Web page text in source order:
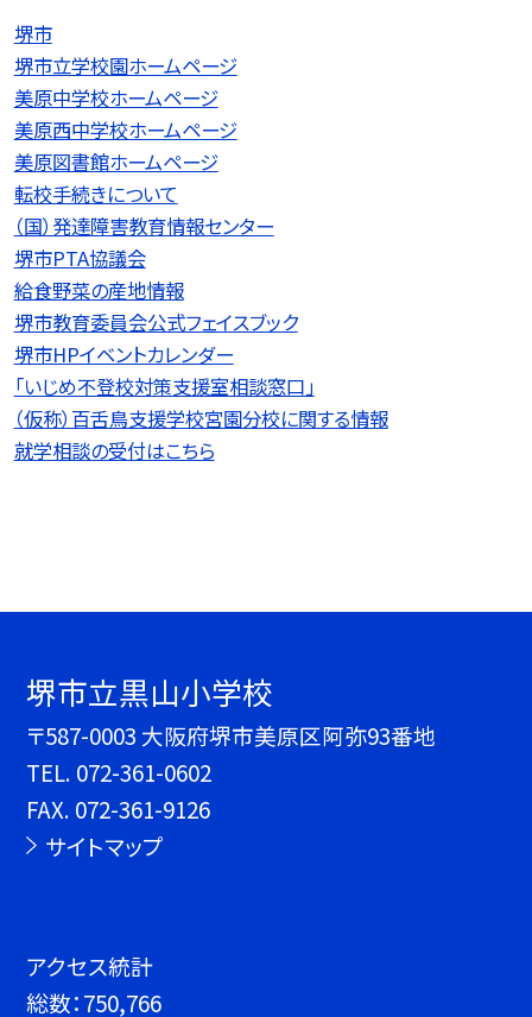
堺市
堺市立学校園ホームページ
美原中学校ホームページ
美原西中学校ホームページ
美原図書館ホームページ
転校手続きについて
（国）発達障害教育情報センター
堺市PTA協議会
給食野菜の産地情報
堺市教育委員会公式フェイスブック
堺市HPイベントカレンダー
「いじめ不登校対策支援室相談窓口」
（仮称）百舌鳥支援学校宮園分校に関する情報
就学相談の受付はこちら
堺市立黒山小学校
〒587-0003 大阪府堺市美原区阿弥93番地
TEL. 072-361-0602
FAX. 072-361-9126
サイトマップ
アクセス統計
総数：750,766